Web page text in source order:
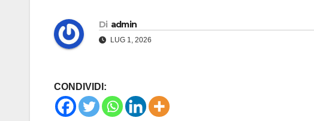
Di admin
LUG 1, 2026
CONDIVIDI: